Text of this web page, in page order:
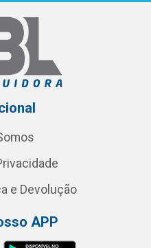
e Devolução
APP